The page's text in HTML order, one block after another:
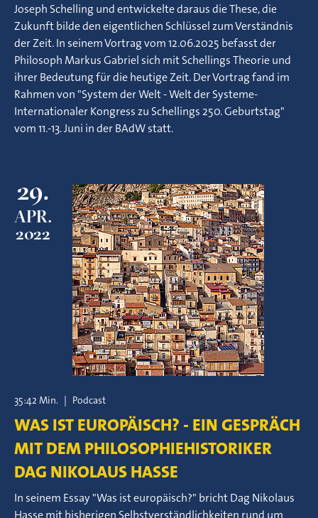
Joseph Schelling und entwickelte daraus die These, die
Zukunft bilde den eigentlichen Schlüssel zum Verständnis
der Zeit. In seinem Vortrag vom 12.06.2025 befasst der
Philosoph Markus Gabriel sich mit Schellings Theorie und
ihrer Bedeutung für die heutige Zeit. Der Vortrag fand im
Rahmen von "System der Welt - Welt der Systeme-
Internationaler Kongress zu Schellings 250. Geburtstag"
vom 11.-13. Juni in der BAdW statt.
29.
APR.
2022
35:42 Min. | Podcast
WAS IST EUROPÄISCH? - EIN GESPRÄCH
MIT DEM PHILOSOPHIEHISTORIKER
DAG NIKOLAUS HASSE
In seinem Essay "Was ist europäisch?" bricht Dag Nikolaus
Hasse mit bisherigen Selbstverständlichkeiten rund um